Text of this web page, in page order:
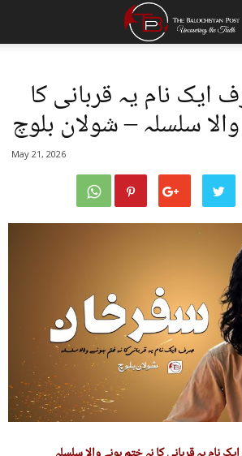
نام یہ قربانی کا
سلسلہ – شولان بلوچ
May 21, 2026